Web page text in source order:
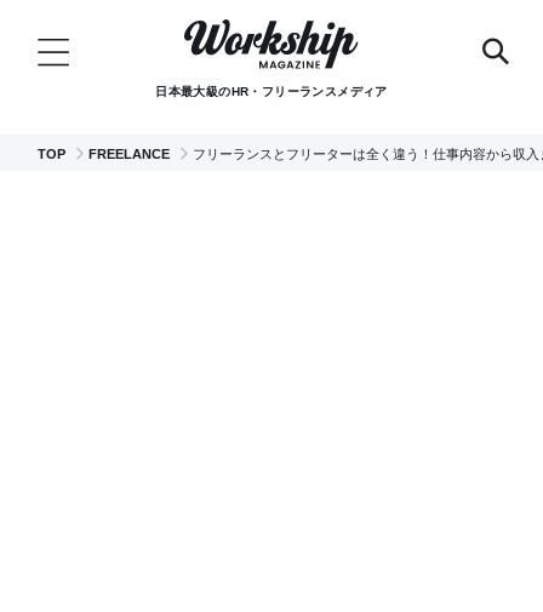
日本最大級のHR・フリーランスメディア
TOP FREELANCE フリーランスとフリーターは全く違う！仕事内容から収